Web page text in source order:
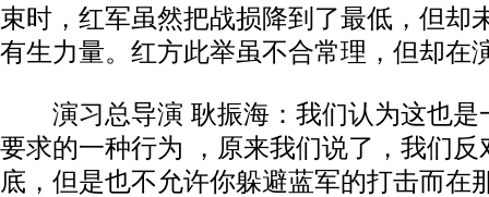
束时，红军虽然把战损降到了最低，但却
有生力量。红方此举虽不合常理，但却在
演习总导演 耿振海：我们认为这也是
要求的一种行为 ，原来我们说了，我们反
底，但是也不允许你躲避蓝军的打击而在